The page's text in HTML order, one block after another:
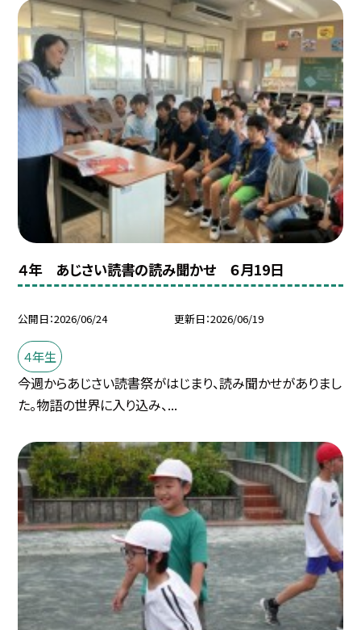
４年 あじさい読書の読み聞かせ ６月19日
公開日 2026/06/24 更新日 2026/06/19
４年生
今週からあじさい読書祭がはじまり、読み聞かせがありまし
た。物語の世界に入り込み、...